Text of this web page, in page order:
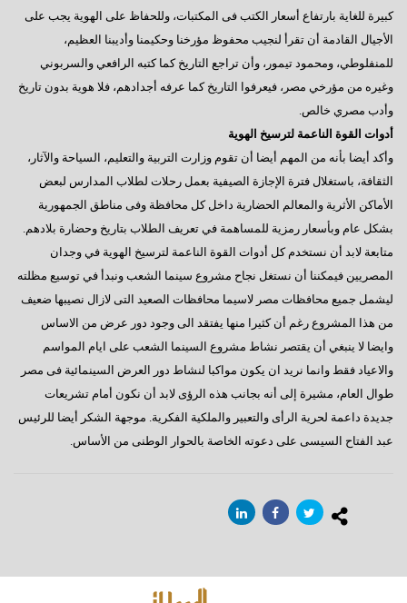
كبيرة للغاية بارتفاع أسعار الكتب فى المكتبات، وللحفاظ على الهوية يجب على
الأجيال القادمة أن تقرأ لنجيب محفوظ مؤرخنا وحكيمنا وأديبنا العظيم،
للمنفلوطي، ومحمود تيمور، وأن تراجع التاريخ كما كتبه الرافعي والسربوني
وغيره من مؤرخي مصر، فيعرفوا التاريخ كما عرفه أجدادهم، فلا هوية بدون تاريخ
وأدب مصري خالص.
أدوات القوة الناعمة لترسيخ الهوية
وأكد أيضا بأنه من المهم أيضا أن تقوم وزارت التربية والتعليم، السياحة والآثار،
الثقافة، باستغلال فترة الإجازة الصيفية بعمل رحلات لطلاب المدارس لبعض
الأماكن الأثرية والمعالم الحضارية داخل كل محافظة وفى مناطق الجمهورية
بشكل عام وبأسعار رمزية للمساهمة في تعريف الطلاب بتاريخ وحضارة بلادهم.
متابعة لابد أن نستخدم كل أدوات القوة الناعمة لترسيخ الهوية في وجدان
المصريين فيمكننا أن نستغل نجاح مشروع سينما الشعب ونبدأ في توسيع مظلته
ليشمل جميع محافظات مصر لاسيما محافظات الصعيد التى لازال نصيبها ضعيف
من هذا المشروع رغم أن كثيرا منها يفتقد الى وجود دور عرض من الاساس
وايضا لا ينبغي أن يقتصر نشاط مشروع السينما الشعب على ايام المواسم
والاعياد فقط وانما نريد ان يكون مواكبا لنشاط دور العرض السينمائية فى مصر
طوال العام، مشيرة إلى أنه بجانب هذه الرؤى لابد أن نكون أمام تشريعات
جديدة داعمة لحرية الرأى والتعبير والملكية الفكرية. موجهة الشكر أيضا للرئيس
عبد الفتاح السيسى على دعوته الخاصة بالحوار الوطنى من الأساس.